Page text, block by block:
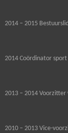
2014 – 2015
2014 Coördinator
2013 – 2014
2010 – 2013 Vice-